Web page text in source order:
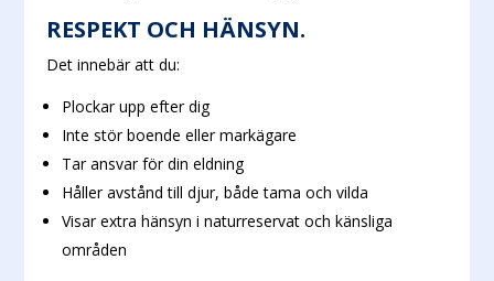
RESPEKT OCH HÄNSYN.
Det innebär att du:
Plockar upp efter dig
Inte stör boende eller markägare
Tar ansvar för din eldning
Håller avstånd till djur, både tama och vilda
Visar extra hänsyn i naturreservat och känsliga
områden